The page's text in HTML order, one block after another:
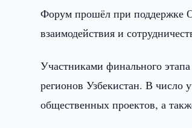
Форум прошёл при поддержке
взаимодействия и
Участниками финального
регионов Узбекистан. В число
общественных проектов, а